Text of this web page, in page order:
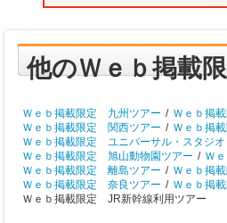
他のＷｅｂ掲載
Ｗｅｂ掲載限定 九州ツアー / Ｗｅｂ掲
Ｗｅｂ掲載限定 関西ツアー / Ｗｅｂ掲
Ｗｅｂ掲載限定 ユニバーサル・スタジオ
Ｗｅｂ掲載限定 旭山動物園ツアー / Ｗ
Ｗｅｂ掲載限定 離島ツアー / Ｗｅｂ掲
Ｗｅｂ掲載限定 奈良ツアー / Ｗｅｂ掲
Ｗｅｂ掲載限定 JR新幹線利用ツアー